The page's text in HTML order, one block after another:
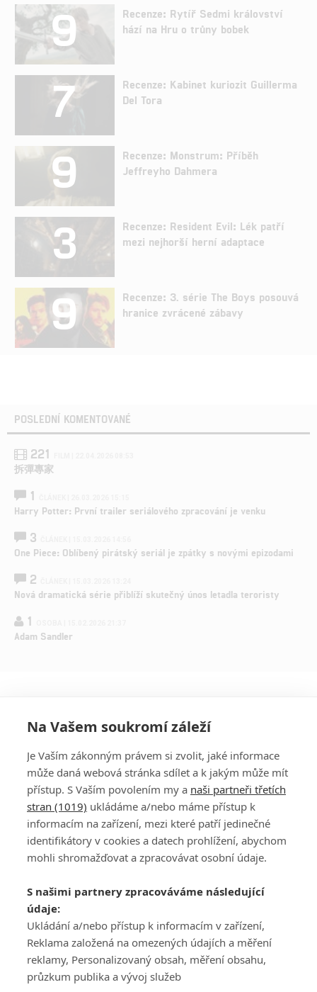
9
Recenze: Rytíř Sedmi království
hází na Hru o trůny bobek
7
Recenze: Kabinet kuriozit Guillerma
Del Tora
9
Recenze: Monstrum: Příběh
Jeffreyho Dahmera
3
Recenze: Resident Evil: Lék patří
mezi nejhorší herní adaptace
9
Recenze: 3. série The Boys posouvá
hranice zvrácené zábavy
POSLEDNÍ KOMENTOVANÉ
221
拆彈專家
1
Harry Potter: První trailer seriálového zpracování je venku
3
One Piece: Oblíbený pirátský seriál je zpátky s novými epizodami
2
Nová dramatická série přiblíží skutečný únos letadla teroristy
1
Adam Sandler
PŘIHLÁSIT
REGISTROVAT
DISKUZE
Šéfredaktorkou webu jePetr Slavík, e-mailserialy@fandimefilmu.cz
Máte-li zájem o inzerci na našem webu napište nám na e-mail
studio@koncal.com
Ochrana osobních údajů|Zásady používání cookies |Pravidla webu
Upravit nastavení soukromí
Na Vašem soukromí záleží
Je Vaším zákonným právem si zvolit, jaké informace
může daná webová stránka sdílet a k jakým může mít
přístup. S Vaším povolením my a naši partneři třetích
stran (1019) ukládáme a/nebo máme přístup k
informacím na zařízení, mezi které patří jedinečné
identifikátory v cookies a datech prohlížení, abychom
mohli shromažďovat a zpracovávat osobní údaje.
S našimi partnery zpracováváme následující
údaje:
Ukládání a/nebo přístup k informacím v zařízení,
Reklama založená na omezených údajích a měření
reklamy, Personalizovaný obsah, měření obsahu,
průzkum publika a vývoj služeb